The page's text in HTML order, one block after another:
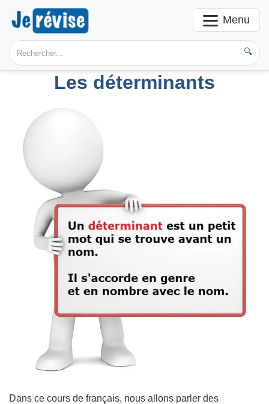
Menu
🔍
Les déterminants
Dans ce cours de français, nous allons parler des